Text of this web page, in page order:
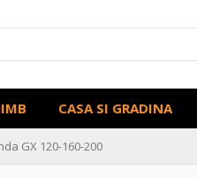
CASA SI GRADINA
GX 120-160-200